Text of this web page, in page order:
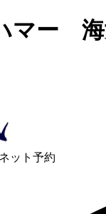
ハマー
ット予約